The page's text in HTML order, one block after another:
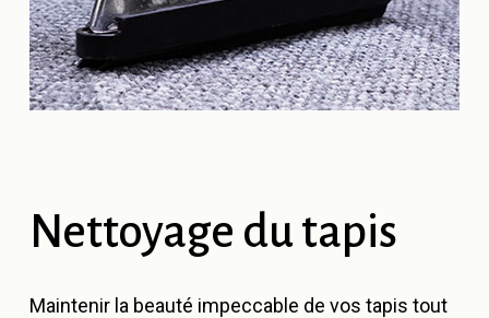
Nettoyage dutapis
Maintenir la beauté impeccable de vos tapis tout